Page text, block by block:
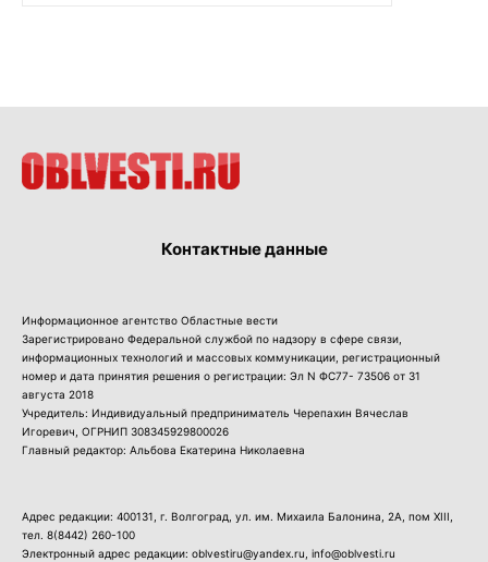
Контактные данные
Информационное агентство Областные вести
Зарегистрировано Федеральной службой по надзору в сфере связи,
информационных технологий и массовых коммуникации, регистрационный
номер и дата принятия решения о регистрации: Эл N ФС77- 73506 от 31
августа 2018
Учредитель: Индивидуальный предприниматель Черепахин Вячеслав
Игоревич, ОГРНИП 308345929800026
Главный редактор: Альбова Екатерина Николаевна
Адрес редакции: 400131, г. Волгоград, ул. им. Михаила Балонина, 2А, пом XIII,
тел. 8(8442) 260-100
Электронный адрес редакции: oblvestiru@yandex.ru, info@oblvesti.ru